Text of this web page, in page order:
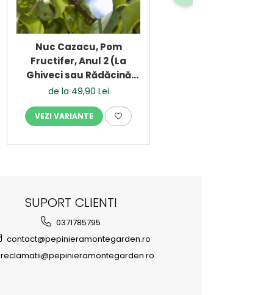
Nuc Cazacu, Pom
Fructifer, Anul 2 (La
Ghiveci sau Rădăcină
Liberă)
de la 49,90 Lei
VEZI VARIANTE
SUPORT CLIENTI
0371785795
contact@pepinieramontegarden.ro
reclamatii@pepinieramontegarden.ro